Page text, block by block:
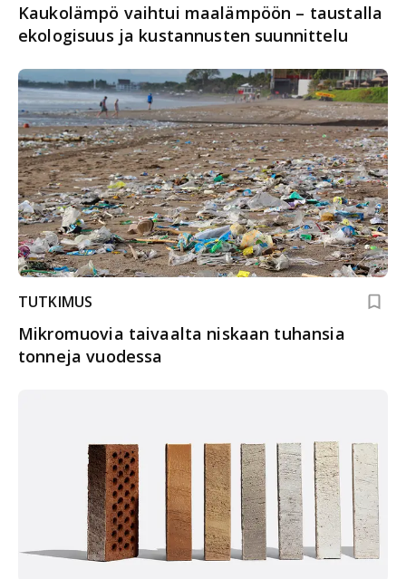
Kaukolämpö vaihtui maalämpöön – taustalla
ekologisuus ja kustannusten suunnittelu
TUTKIMUS
Mikromuovia taivaalta niskaan tuhansia
tonneja vuodessa